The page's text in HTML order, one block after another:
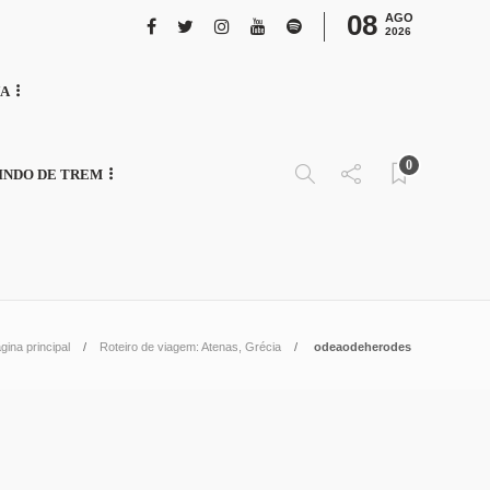
08 AGO
2026
DE TREM
0
principal Roteiro de viagem: Atenas, Grécia odeaodeherodes